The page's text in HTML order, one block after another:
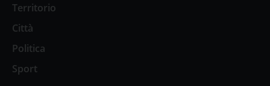
Territorio
Città
Politica
Sport